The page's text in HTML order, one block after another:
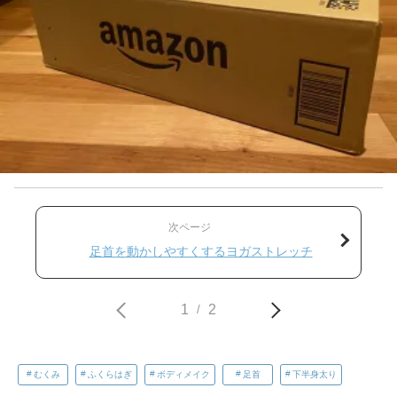
次ページ
足首を動かしやすくするヨガストレッチ
1 / 2
むくみ ふくらはぎ ボディメイク 足首 下半身太り